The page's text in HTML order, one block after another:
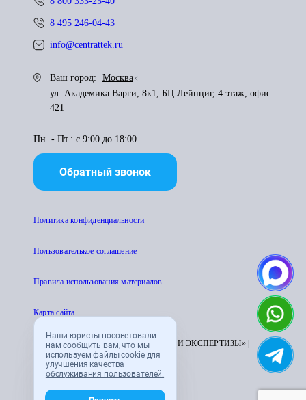
Наши юристы посоветовали
нам сообщить вам, что мы
используем файлы cookie для
улучшения качества
обслуживания пользователей.
8 495 246-04-43
info@centrattek.ru
Ваш город:
Москва
ул. Академика Варги, 8к1, БЦ Лейпциг, 4 этаж, офис
421
Пн. - Пт.: с 9:00 до 18:00
Обратный звонок
Политика конфиденциальности
Пользователькое соглашение
Правила использования материалов
Карта сайта
© 1995 - 2026 «ЦЕНТР АТТЕСТАЦИИ И ЭКСПЕРТИЗЫ» |
CENTRATTEK.RU